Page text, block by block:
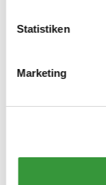
Statistiken
Marketing